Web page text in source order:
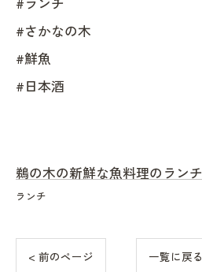
#さかなの木
#鮮魚
#日本酒
鵜の木の新鮮な魚料理のランチ
ランチ
< 前のページ 一覧に戻る